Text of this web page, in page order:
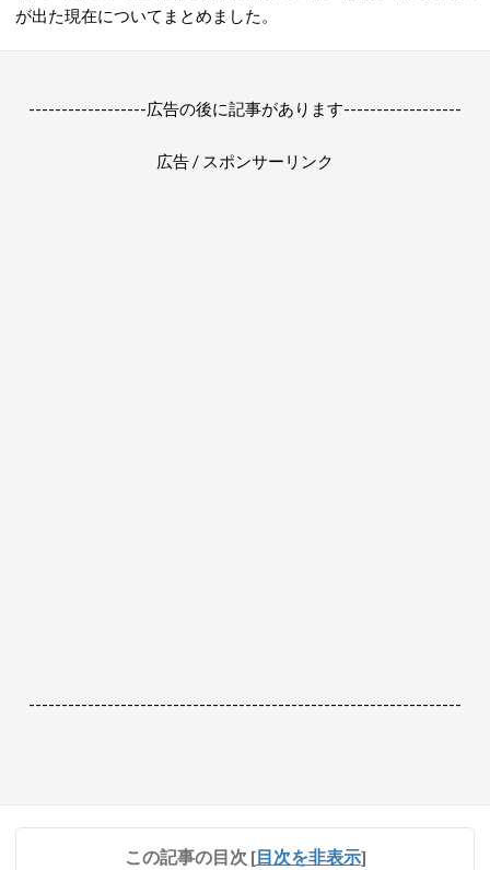
が出た現在についてまとめました。
------------------広告の後に記事があります------------------
広告 / スポンサーリンク
------------------------------------------------------------------
この記事の目次 [目次を非表示]